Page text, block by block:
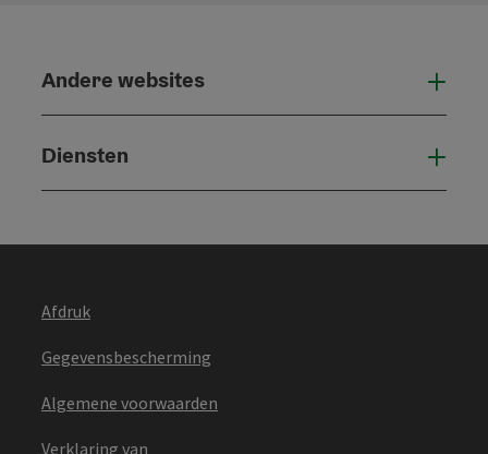
Andere websites
Diensten
Afdruk
Gegevensbescherming
Algemene voorwaarden
Verklaring van